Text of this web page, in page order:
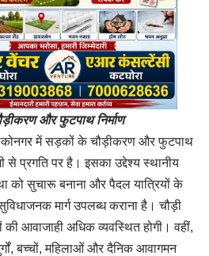
और फुटपाथ निर्माण
में सड़कों के चौड़ीकरण और फुटपाथ
से प्रगति पर है। इसका उद्देश्य स्थानीय
को सुचारू बनाना और पैदल यात्रियों के
मार्ग उपलब्ध कराना है। चौड़ी
आवाजाही अधिक व्यवस्थित होगी। वहीं,
बच्चों, महिलाओं और दैनिक आवागमन